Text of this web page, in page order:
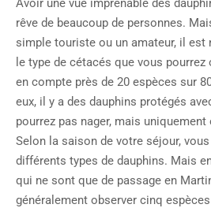
Avoir une vue imprenable des
rêve de beaucoup de personnes.
simple touriste ou un amateur, il est
le type de cétacés que vous
en compte près de 20 espèces sur
eux, il y a des dauphins protégés
pourrez pas nager, mais
Selon la saison de votre séjour,
différents types de dauphins. Mais
qui ne sont que de passage en
généralement observer cinq